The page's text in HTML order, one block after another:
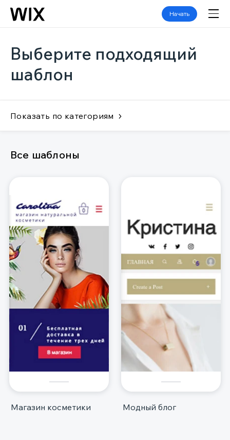
Начать
Выберите подходящий
шаблон
Показать по категориям
Все шаблоны
Магазин косметики Модный блог